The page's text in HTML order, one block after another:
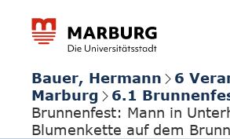
Bauer, Hermann
6
Marburg
6.1
Brunnenfest: Mann in
Blumenkette auf dem